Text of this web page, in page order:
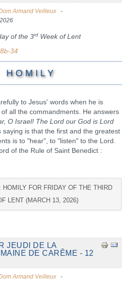
Armand Veilleux
of the 3rdWeek of Lent
34
H O M I L Y
to Jesus' words when he is
all the commandments. He answers
O Israel! The Lord our God is Lord
saying is that the first and the greatest
is to "hear", to "listen" to the Lord.
of the Rule of Saint Benedict :
HOMILY FOR FRIDAY OF THE THIRD
LENT (MARCH 13, 2026)
JEUDI DE LA
DE CARÊME - 12
Armand Veilleux